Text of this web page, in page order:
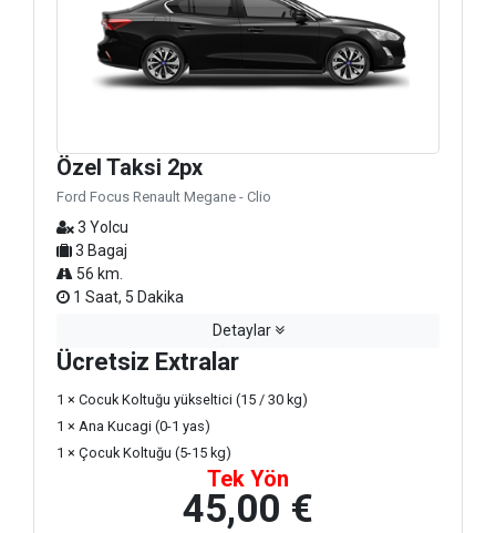
Özel Taksi 2px
Ford Focus Renault Megane - Clio
3 Yolcu
3 Bagaj
56 km.
1 Saat, 5 Dakika
Detaylar
Ücretsiz Extralar
1 × Cocuk Koltuğu yükseltici (15 / 30 kg)
1 × Ana Kucagi (0-1 yas)
1 × Çocuk Koltuğu (5-15 kg)
Tek Yön
45,00 €